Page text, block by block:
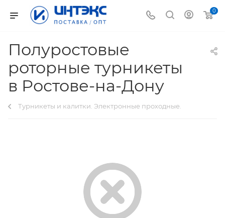
0
Полуростовые
роторные турникеты
в Ростове-на-Дону
Турникеты и калитки. Электронные проходные.